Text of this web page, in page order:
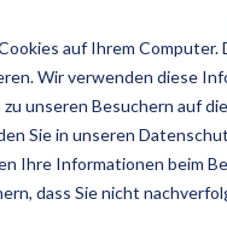
auf Ihrem
Wir verwenden diese
unseren Besuchern auf
Sie in unseren
Ihre Informationen beim
dass Sie nicht
Success